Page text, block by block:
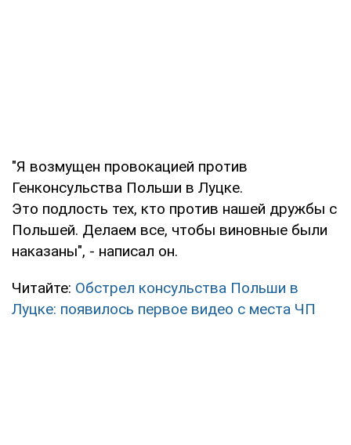
"Я возмущен провокацией против
Генконсульства Польши в Луцке.
Это подлость тех, кто против нашей дружбы с
Польшей. Делаем все, чтобы виновные были
наказаны", - написал он.
Читайте: Обстрел консульства Польши в
Луцке: появилось первое видео с места ЧП